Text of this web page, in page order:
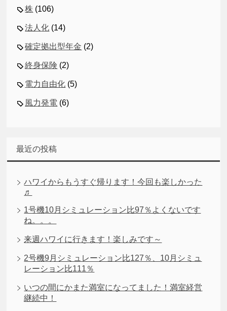
株 (106)
法人化 (14)
確定拠出型年金 (2)
終身保険 (2)
電力自由化 (5)
風力発電 (6)
最近の投稿
ハワイからもうすぐ帰ります！今回も楽しかった
♬
1号機10月シミュレーション比97％よくないです
ね。。。
来週ハワイに行きます！楽しみです～
2号機9月シミュレーション比127％、10月シミュ
レーション比111％
いつの間にかまた満室になってました！満室経営
継続中！